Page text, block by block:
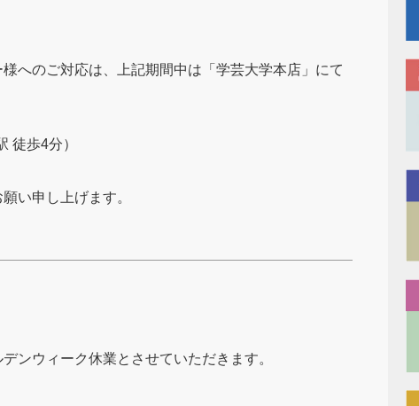
へのご対応は、上記期間中は「学芸大学本店」にて
徒歩4分）
い申し上げます。
ンウィーク休業とさせていただきます。